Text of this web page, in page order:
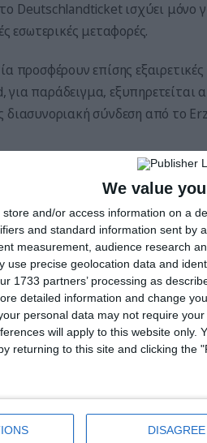
We value
store and/or access information on a
and standard information sent by
measurement, audience research
use precise geolocation data and
1733 partners’ processing as
detailed information and change
personal data may not require
will apply to this website
returning to this site and clicking the
DISAGREE
Deutschlandticket ισχύει μόνο
εσωτερικές μεταφορές.
προσφέρουν επίσης εξαιρετικές
για παράδειγμα, εξυπηρετείται
διασυνοριακή σύνδεση από το
θα πρέπει πρώτα να
με το RE90 από τη
των συνόρων. Από το
ταξιδεύουν προς τη Γαλλία
με τρένο